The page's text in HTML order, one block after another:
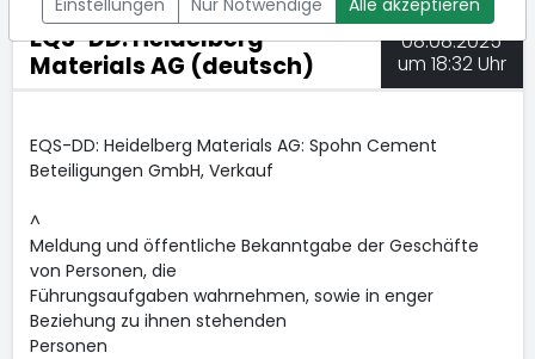
EQS-DD: Heidelberg
Materials AG (deutsch)
08.08.2025
um 18:32 Uhr
EQS-DD: Heidelberg Materials AG: Spohn Cement
Beteiligungen GmbH, Verkauf
^
Meldung und öffentliche Bekanntgabe der Geschäfte
von Personen, die
Führungsaufgaben wahrnehmen, sowie in enger
Beziehung zu ihnen stehenden
Personen
Einstellungen Nur Notwendige Alle akzeptieren